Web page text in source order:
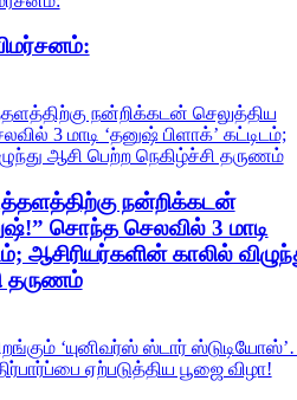
நன்றிக்கடன்
சொந்த செலவில் 3 மாடி
ஆசிரியர்களின் காலில்
தருணம்